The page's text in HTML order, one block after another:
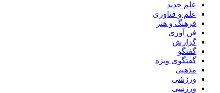
علم جدید
علم و فناوری
فرهنگ و هنر
فن آوری
گزارش
گفتگو
گفتگوی ویژه
مذهبی
ورزشی
ورزشی